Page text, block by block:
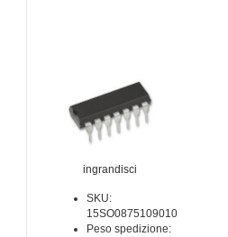
ingrandisci
SKU:
15SO0875109010
Peso spedizione: